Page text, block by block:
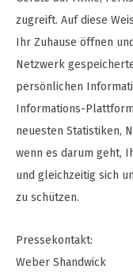
zugreift. Auf diese
Ihr Zuhause öffnen
Netzwerk
persönlichen
Informations-
neuesten Statistiken,
wenn es darum geht,
und gleichzeitig sich
zu schützen.
Pressekontakt:
Weber Shandwick